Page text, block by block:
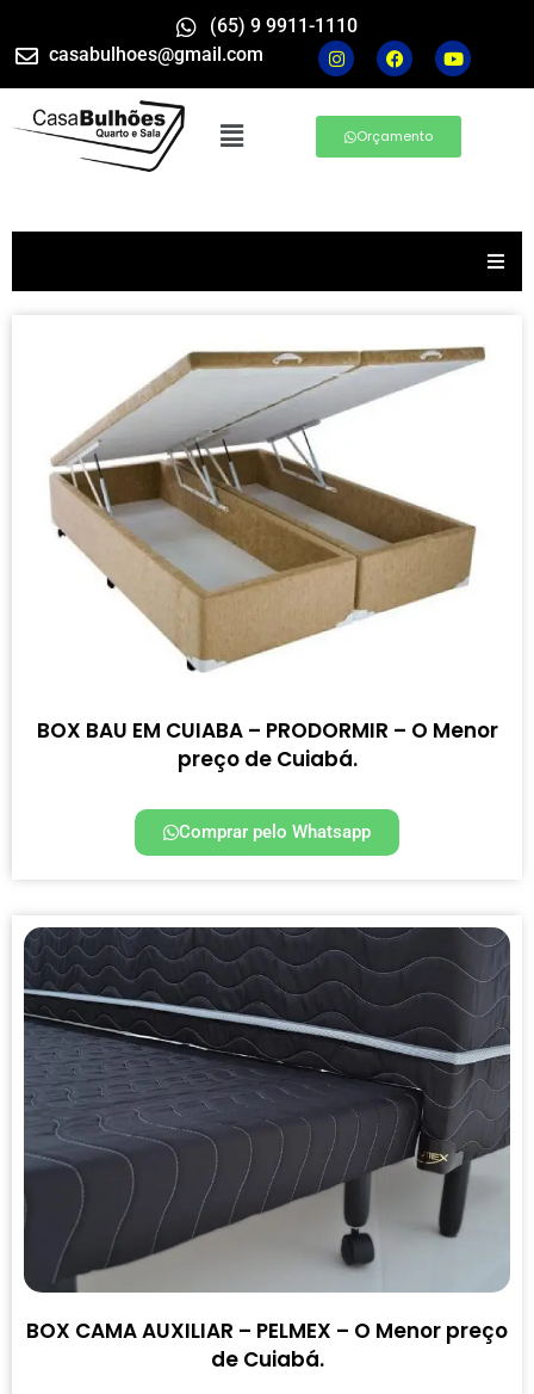
(65) 9 9911-1110
casabulhoes@gmail.com
Orçamento
BOX BAU EM CUIABA – PRODORMIR – O Menor
preço de Cuiabá.
Comprar pelo Whatsapp
BOX CAMA AUXILIAR – PELMEX – O Menor preço
de Cuiabá.